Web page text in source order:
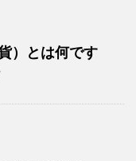
）とは何です